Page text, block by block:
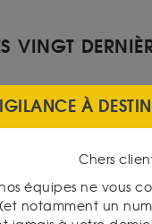
VINGT
du cours de l’or.
autour de
enregistre un
de long terme.
?
À
Chers
équipes ne vous
notamment un